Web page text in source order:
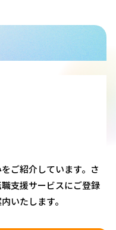
ご紹介しています。さ
支援サービスにご登録
いたします。